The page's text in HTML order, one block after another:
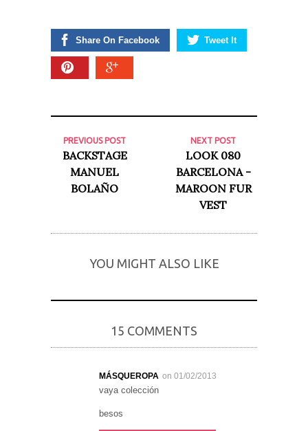
Share On Facebook Tweet It
PREVIOUS POST
BACKSTAGE
MANUEL
BOLAÑO
NEXT POST
LOOK 080
BARCELONA -
MAROON FUR
VEST
YOU MIGHT ALSO LIKE
15 COMMENTS
MÁSQUEROPA on 01/02/2013
vaya colección
besos